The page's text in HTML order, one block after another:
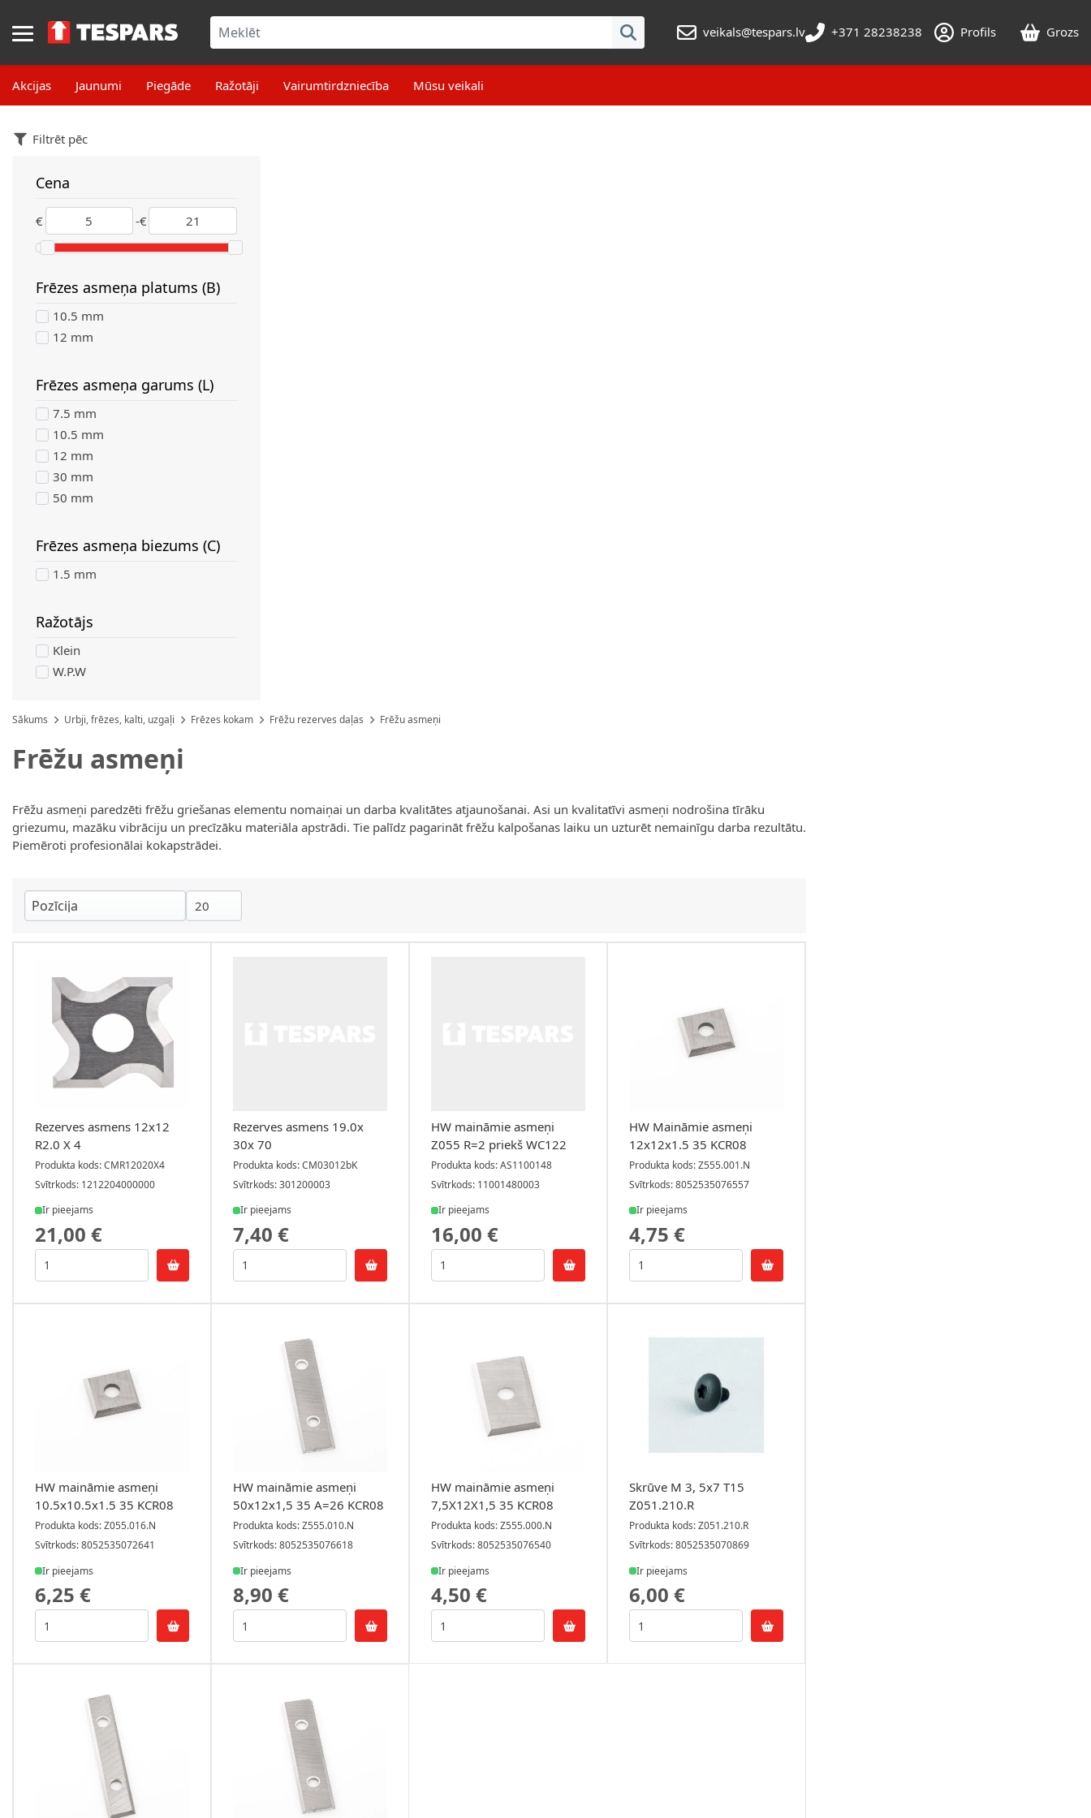
veikals@tespars.lv
+371 28238238 Profils Grozs
Akcijas Jaunumi Piegāde Ražotāji Vairumtirdzniecība Mūsu veikali
Filtrēt pēc
Cena
filter
€ -€
Frēzes asmeņa platums (B)
filter
10.5 mm
12 mm
Frēzes asmeņa garums (L)
filter
7.5 mm
10.5 mm
12 mm
30 mm
50 mm
Frēzes asmeņa biezums (C)
filter
1.5 mm
Ražotājs
filter
Klein
W.P.W
Sākums Urbji, frēzes, kalti, uzgaļi Frēzes kokam Frēžu rezerves daļas Frēžu asmeņi
Frēžu asmeņi
Frēžu asmeņi paredzēti frēžu griešanas elementu nomaiņai un darba kvalitātes atjaunošanai. Asi un kvalitatīvi asmeņi nodrošina tīrāku
griezumu, mazāku vibrāciju un precīzāku materiāla apstrādi. Tie palīdz pagarināt frēžu kalpošanas laiku un uzturēt nemainīgu darba rezultātu.
Piemēroti profesionālai kokapstrādei.
Rezerves asmens 12x12
R2.0 X 4
Produkta kods: CMR12020X4
Svītrkods: 1212204000000
Ir pieejams
21,00 €
Rezerves asmens 19.0x
30x 70
Produkta kods: CM03012bK
Svītrkods: 301200003
Ir pieejams
7,40 €
HW maināmie asmeņi
Z055 R=2 priekš WC122
Produkta kods: AS1100148
Svītrkods: 11001480003
Ir pieejams
16,00 €
HW Maināmie asmeņi
12x12x1.5 35 KCR08
Produkta kods: Z555.001.N
Svītrkods: 8052535076557
Ir pieejams
4,75 €
HW maināmie asmeņi
10.5x10.5x1.5 35 KCR08
Produkta kods: Z055.016.N
Svītrkods: 8052535072641
Ir pieejams
6,25 €
HW maināmie asmeņi
50x12x1,5 35 A=26 KCR08
Produkta kods: Z555.010.N
Svītrkods: 8052535076618
Ir pieejams
8,90 €
HW maināmie asmeņi
7,5X12X1,5 35 KCR08
Produkta kods: Z555.000.N
Svītrkods: 8052535076540
Ir pieejams
4,50 €
Skrūve M 3, 5x7 T15
Z051.210.R
Produkta kods: Z051.210.R
Svītrkods: 8052535070869
Ir pieejams
6,00 €